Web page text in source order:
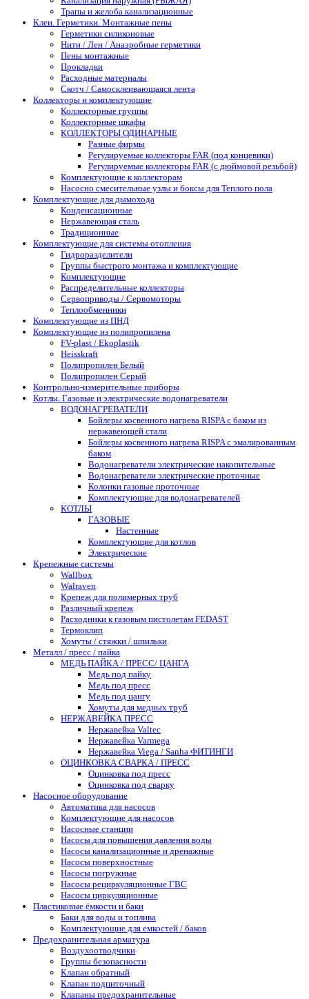
Трапы и желоба канализационные
Клеи. Герметики. Монтажные пены
Герметики силиконовые
Нити / Лен / Анаэробные герметики
Пены монтажные
Прокладки
Расходные материалы
Скотч / Самосклеивающаяся лента
Коллекторы и комплектующие
Коллекторные группы
Коллекторные шкафы
КОЛЛЕКТОРЫ ОДИНАРНЫЕ
Разные фирмы
Регулируемые коллекторы FAR (под концевики)
Регулируемые коллекторы FAR (с дюймовой резьбой)
Комплектующие к коллекторам
Насосно смесительные узлы и боксы для Теплого пола
Комплектующие для дымохода
Конденсационные
Нержавеющая сталь
Традиционные
Комплектующие для системы отопления
Гидроразделители
Группы быстрого монтажа и комплектующие
Комплектующие
Распределительные коллекторы
Сервоприводы / Сервомоторы
Теплообменники
Комплектующие из ПНД
Комплектующие из полипропилена
FV-plast / Ekoplastik
Heisskraft
Полипропилен Белый
Полипропилен Серый
Контрольно-измерительные приборы
Котлы. Газовые и электрические водонагреватели
ВОДОНАГРЕВАТЕЛИ
Бойлеры косвенного нагрева RISPA с баком из
нержавеющей стали
Бойлеры косвенного нагрева RISPA с эмалированным
баком
Водонагреватели электрические накопительные
Водонагреватели электрические проточные
Колонки газовые проточные
Комплектующие для водонагревателей
КОТЛЫ
ГАЗОВЫЕ
Настенные
Комплектующие для котлов
Электрические
Крепежные системы
Wallbox
Walraven
Крепеж для полимерных труб
Различный крепеж
Расходники к газовым пистолетам FEDAST
Термоклип
Хомуты / стяжки / шпильки
Металл / пресс / пайка
МЕДЬ ПАЙКА / ПРЕСС/ ЦАНГА
Медь под пайку
Медь под пресс
Медь под цангу
Хомуты для медных труб
НЕРЖАВЕЙКА ПРЕСС
Нержавейка Valtec
Нержавейка Varmega
Нержавейка Viega / Sanha ФИТИНГИ
ОЦИНКОВКА СВАРКА / ПРЕСС
Оцинковка под пресс
Оцинковка под сварку
Насосное оборудование
Автоматика для насосов
Комплектующие для насосов
Насосные станции
Насосы для повышения давления воды
Насосы канализационные и дренажные
Насосы поверхностные
Насосы погружные
Насосы рециркуляционные ГВС
Насосы циркуляционные
Пластиковые ёмкости и баки
Баки для воды и топлива
Комплектующие для емкостей / баков
Предохранительная арматура
Воздухоотводчики
Группы безопасности
Клапан обратный
Клапан подпиточный
Клапаны предохранительные